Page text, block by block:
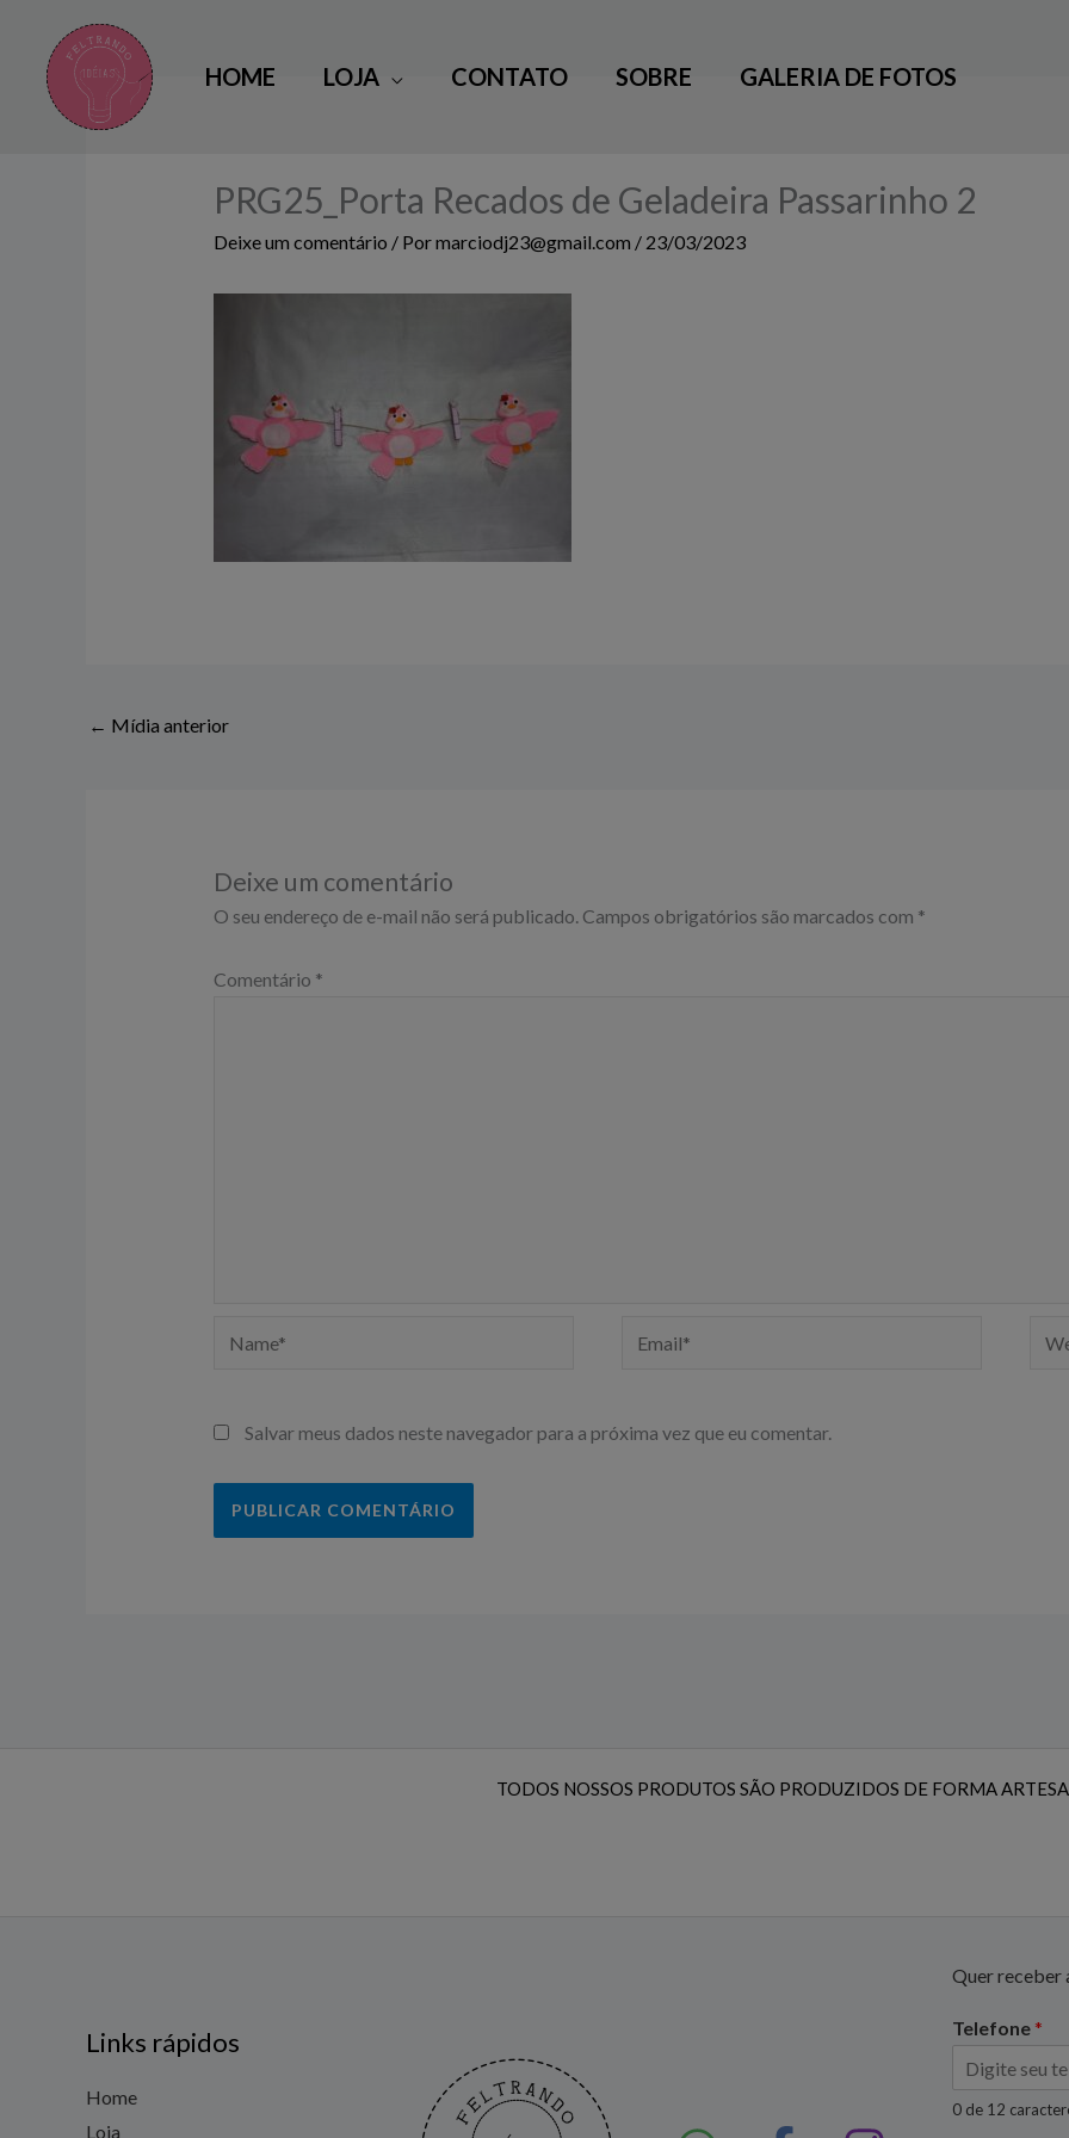
conteúdo
HOME LOJA CONTATO SOBRE GALERIA DE FOTOS
PRG25_Porta Recados de Geladeira Passarinho 2
Deixe um comentário / Pormarciodj23@gmail.com / 23/03/2023
← Mídia anterior
Deixe um comentário
O seu endereço de e-mail não será publicado. Campos obrigatórios são marcados com *
Comentário *
Name* Email*
Salvar meus dados neste navegador para a próxima vez que eu comentar.
TODOS NOSSOS PRODUTOS SÃO PRODUZIDOS DE FORMA
Links rápidos
Home
Loja
Quer receber
Telefone *
0 de 12